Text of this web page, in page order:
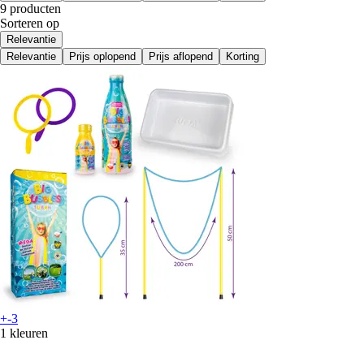
9 producten
Sorteren op
Relevantie
Relevantie
Prijs oplopend Prijs aflopend Korting
+-3
1 kleuren